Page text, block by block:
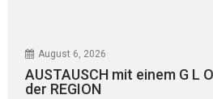
August 6, 2026
AUSTAUSCH mit einem G L
der REGION